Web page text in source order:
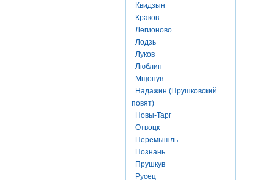
Квидзын
Краков
Легионово
Лодзь
Луков
Люблин
Мщонув
Надажин (Прушковский
повят)
Новы-Тарг
Отвоцк
Перемышль
Познань
Прушкув
Русец